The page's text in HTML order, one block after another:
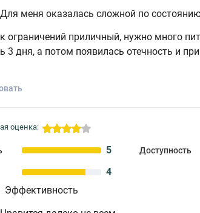
Для меня оказалась сложной по
ограничений приличный, нужно много
3 дня, а потом появилась отечность и
оценка:
5 Доступность
4
Эффективность